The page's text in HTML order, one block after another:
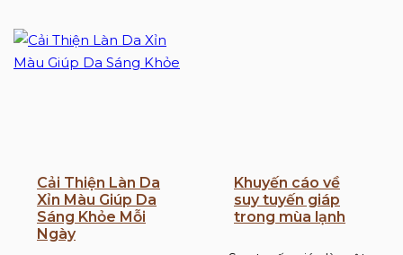
Cải Thiện Làn Da
Xỉn Màu Giúp Da
Sáng Khỏe Mỗi
Ngày
Khuyến cáo về
suy tuyến giáp
trong mùa lạnh